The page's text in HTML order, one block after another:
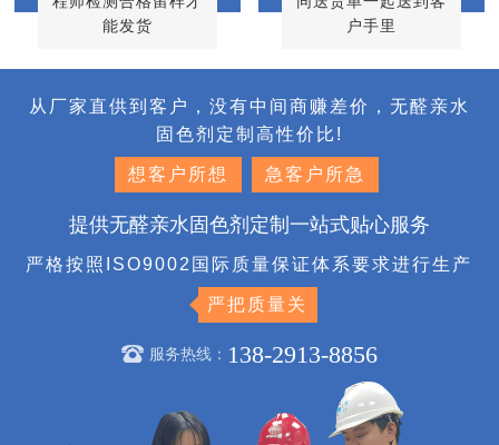
能发货
户手里
从厂家直供到客户，没有中间商赚差价，无醛亲水
固色剂定制高性价比!
想客户所想 急客户所急
提供无醛亲水固色剂定制一站式贴心服务
严格按照ISO9002国际质量保证体系要求进行生产
严把质量关
服务热线： 138-2913-8856